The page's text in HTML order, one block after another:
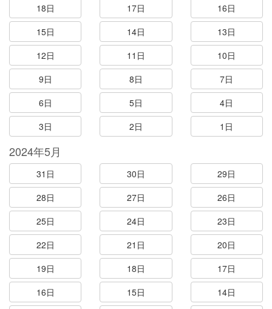
18日
17日
16日
15日
14日
13日
12日
11日
10日
9日
8日
7日
6日
5日
4日
3日
2日 1日
2024年5月
31日 30日
29日
28日
27日
26日
25日
24日
23日
22日
21日
20日
19日
18日
17日
16日
15日
14日